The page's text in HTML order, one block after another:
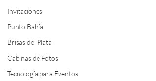
Invitaciones
Punto Bahía
Brisas del Plata
Cabinas de Fotos
Tecnología para Eventos